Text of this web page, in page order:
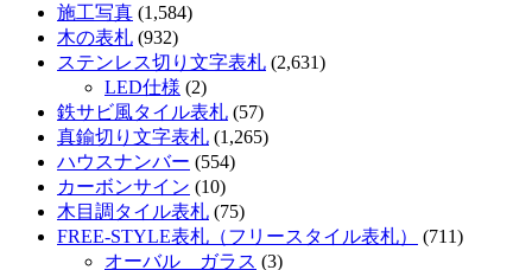
施工写真 (1,584)
木の表札 (932)
ステンレス切り文字表札 (2,631)
LED仕様 (2)
鉄サビ風タイル表札 (57)
真鍮切り文字表札 (1,265)
ハウスナンバー (554)
カーボンサイン (10)
木目調タイル表札 (75)
FREE-STYLE表札（フリースタイル表札）
(711)
オーバル ガラス (3)